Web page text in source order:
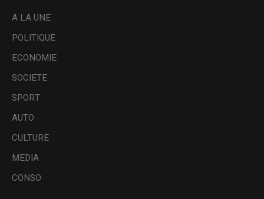
A LA UNE
POLITIQUE
ECONOMIE
SOCIETE
SPORT
AUTO
CULTURE
MEDIA
CONSO